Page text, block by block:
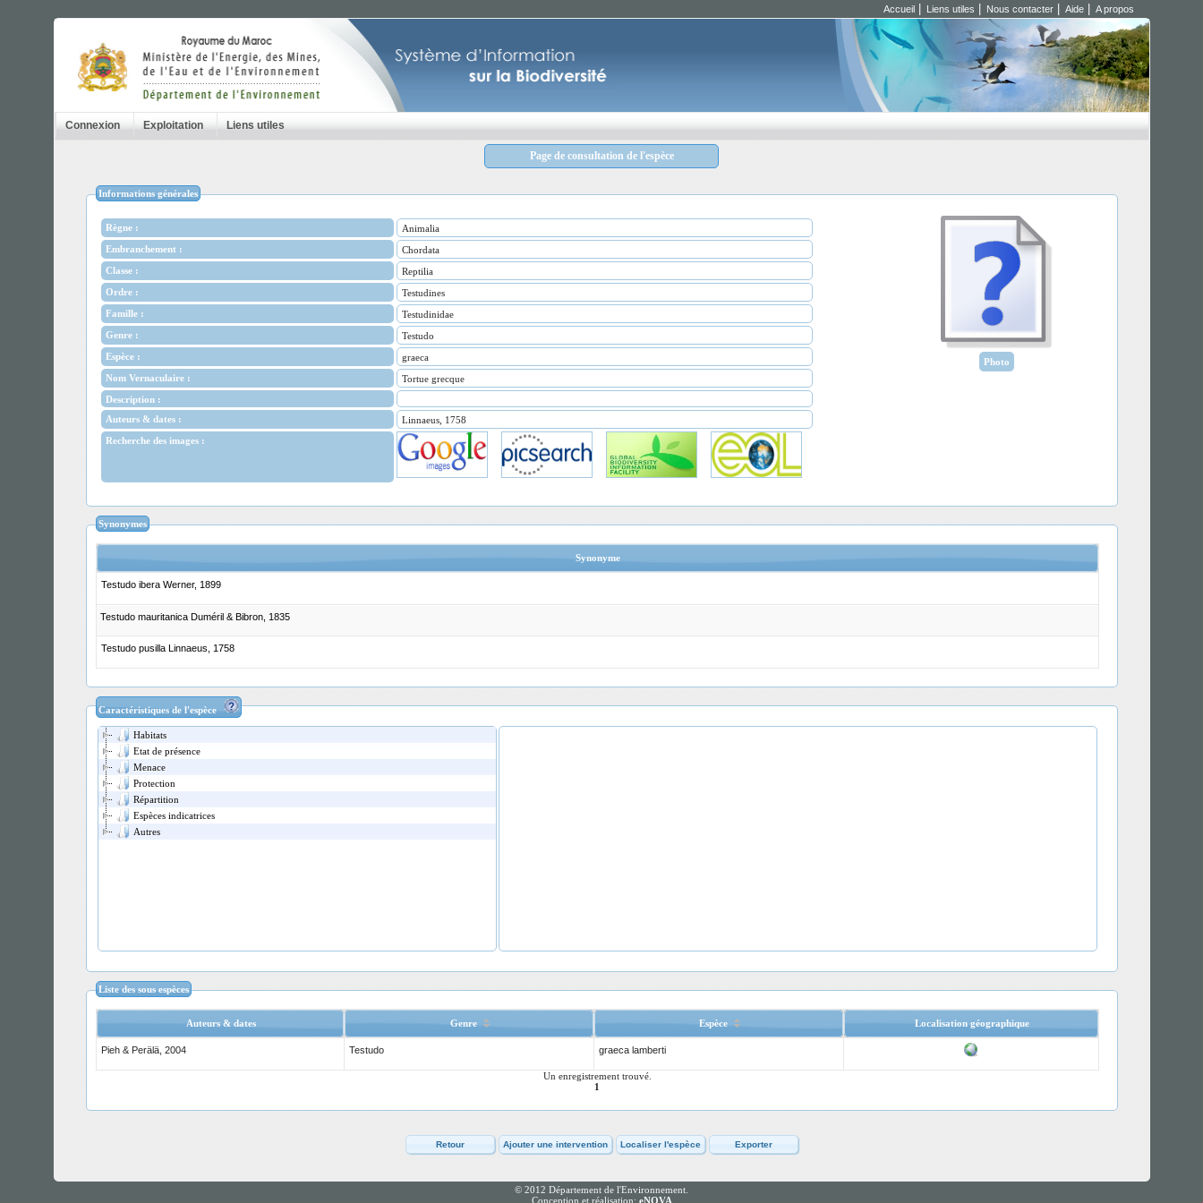
Accueil Liens utiles Nous contacter Aide A propos
Connexion Exploitation Liens utiles
Page de consultation de l'espèce
Informations générales
Règne :
Animalia
Embranchement :
Chordata
Classe :
Reptilia
Ordre :
Testudines
Famille :
Testudinidae
Genre :
Testudo
Espèce :
graeca
Nom Vernaculaire :
Tortue grecque
Description :
Auteurs & dates :
Linnaeus, 1758
Recherche des images :
Photo
Synonymes
Synonyme
Testudo ibera Werner, 1899
Testudo mauritanica Duméril & Bibron, 1835
Testudo pusilla Linnaeus, 1758
Caractéristiques de l'espèce
Habitats
Etat de présence
Menace
Protection
Répartition
Espèces indicatrices
Autres
Liste des sous espèces
Auteurs & dates Genre Espèce Localisation géographique
Pieh & Perälä, 2004 Testudo graeca lamberti
Un enregistrement trouvé.
1
© 2012 Département de l'Environnement.
Conception et réalisation: eNOVA